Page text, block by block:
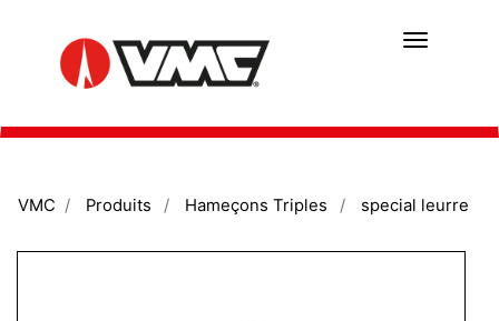
au
contenu
principal
VMC Produits Hameçons Triples special leurre